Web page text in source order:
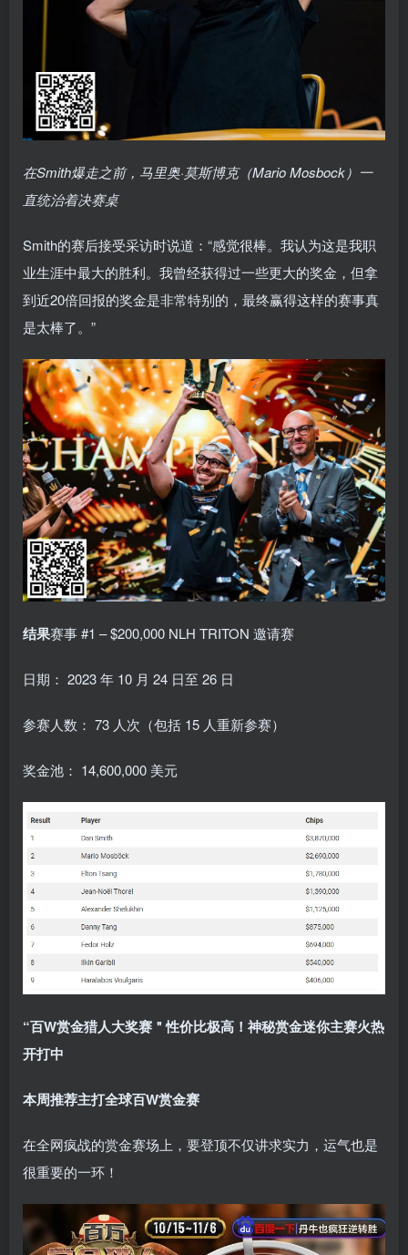
在Smith爆走之前，马里奥·莫斯博克（Mario Mosbock）一
直统治着决赛桌
Smith的赛后接受采访时说道：“感觉很棒。我认为这是我职
业生涯中最大的胜利。我曾经获得过一些更大的奖金，但拿
到近20倍回报的奖金是非常特别的，最终赢得这样的赛事真
是太棒了。”
结果赛事 #1 – $200,000 NLH TRITON 邀请赛
日期： 2023 年 10 月 24 日至 26 日
参赛人数： 73 人次（包括 15 人重新参赛）
奖金池： 14,600,000 美元
“百W赏金猎人大奖赛＂性价比极高！ 神秘赏金迷你主赛火热
开打中
本周推荐主打全球百W赏金赛
在全网疯战的赏金赛场上，要登顶不仅讲求实力，运气也是
很重要的一环！